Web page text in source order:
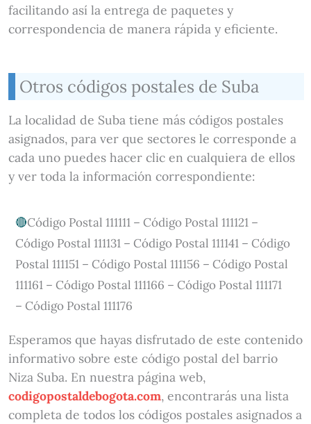
facilitando así la entrega de paquetes y
correspondencia de manera rápida y eficiente.
Otros códigos postales de Suba
La localidad de Suba tiene más códigos postales
asignados, para ver que sectores le corresponde a
cada uno puedes hacer clic en cualquiera de ellos
y ver toda la información correspondiente:
Código Postal 111111 – Código Postal 111121 –
Código Postal 111131 – Código Postal 111141 – Código
Postal 111151 – Código Postal 111156 – Código Postal
111161 – Código Postal 111166 – Código Postal 111171
– Código Postal 111176
Esperamos que hayas disfrutado de este contenido
informativo sobre este código postal del barrio
Niza Suba. En nuestra página web,
codigopostaldebogota.com, encontrarás una lista
completa de todos los códigos postales asignados a